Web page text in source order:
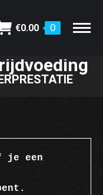
€0.00 0
je een